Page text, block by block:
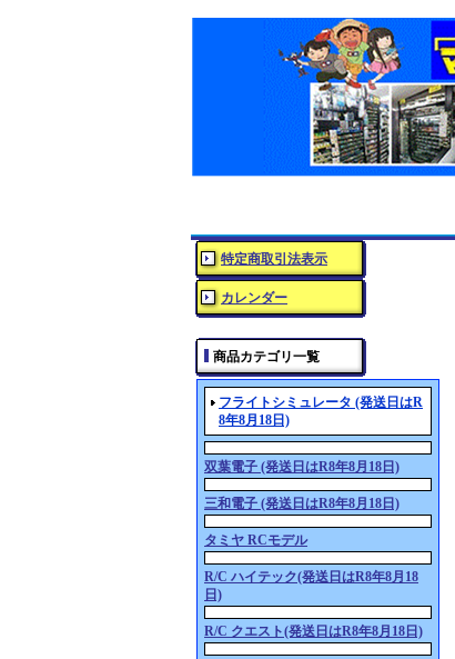
特定商取引法表示
カレンダー
商品カテゴリ一覧
フライトシミュレータ (発送日はR
8年8月18日)
双葉電子 (発送日はR8年8月18日)
三和電子 (発送日はR8年8月18日)
タミヤ RCモデル
R/C ハイテック(発送日はR8年8月18
日)
R/C クエスト(発送日はR8年8月18日)